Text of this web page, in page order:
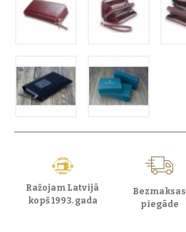
Ražojam Latvijā
kopš 1993. gada
Bezmaksas
piegāde